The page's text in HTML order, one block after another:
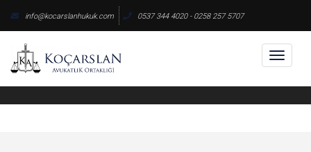
content
info@kocarslanhukuk.com 0537 344 4020 - 0258 257 5707